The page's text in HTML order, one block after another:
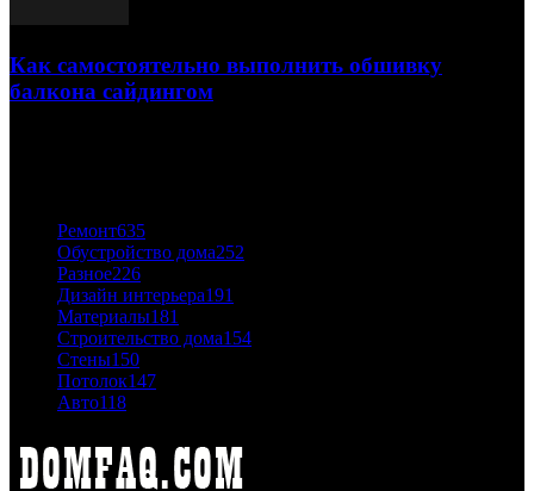
Как самостоятельно выполнить обшивку
балкона сайдингом
Ремонт635
Обустройство дома252
Разное226
Дизайн интерьера191
Материалы181
Строительство дома154
Стены150
Потолок147
Авто118